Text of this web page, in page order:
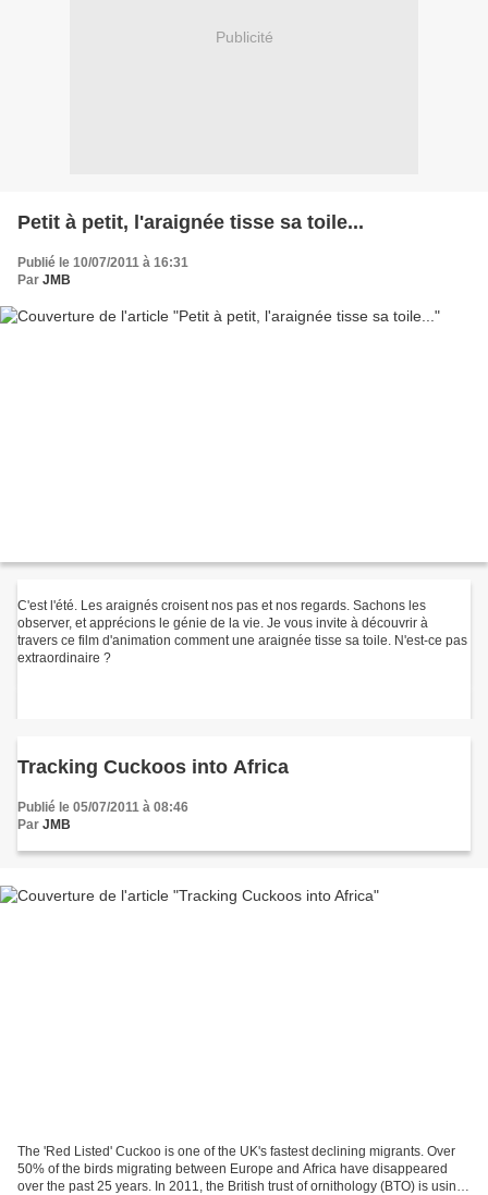
Publicité
Petit à petit, l'araignée tisse sa toile...
Publié le 10/07/2011 à 16:31
Par JMB
C'est l'été. Les araignés croisent nos pas et nos regards. Sachons les
observer, et apprécions le génie de la vie. Je vous invite à découvrir à
travers ce film d'animation comment une araignée tisse sa toile. N'est-ce pas
extraordinaire ?
Tracking Cuckoos into Africa
Publié le 05/07/2011 à 08:46
Par JMB
The 'Red Listed' Cuckoo is one of the UK's fastest declining migrants. Over
50% of the birds migrating between Europe and Africa have disappeared
over the past 25 years. In 2011, the British trust of ornithology (BTO) is using